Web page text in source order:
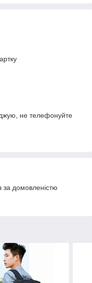
не телефонуйте
за домовленістю